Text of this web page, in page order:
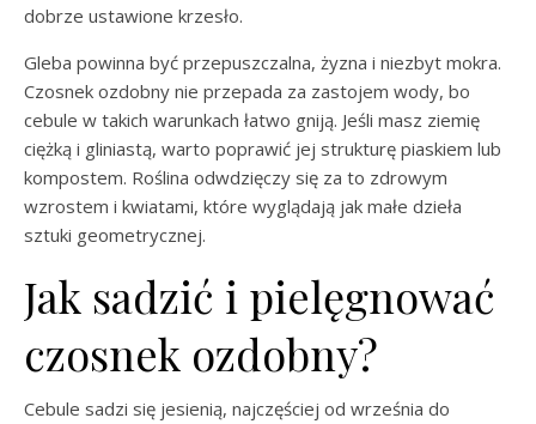
dobrze ustawione krzesło.
Gleba powinna być przepuszczalna, żyzna i niezbyt mokra.
Czosnek ozdobny nie przepada za zastojem wody, bo
cebule w takich warunkach łatwo gniją. Jeśli masz ziemię
ciężką i gliniastą, warto poprawić jej strukturę piaskiem lub
kompostem. Roślina odwdzięczy się za to zdrowym
wzrostem i kwiatami, które wyglądają jak małe dzieła
sztuki geometrycznej.
Jak sadzić i pielęgnować
czosnek ozdobny?
Cebule sadzi się jesienią, najczęściej od września do